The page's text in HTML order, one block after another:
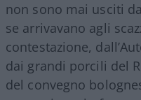
non sono mai usciti
se arrivavano agli
contestazione,
dai grandi porcili del
del convegno